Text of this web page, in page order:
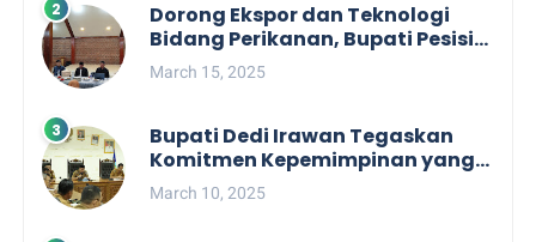
Dorong Ekspor dan Teknologi
Bidang Perikanan, Bupati Pesisir
Barat Audiensi Terkait Sister City
March 15, 2025
Bupati Dedi Irawan Tegaskan
Komitmen Kepemimpinan yang
Berpihak kepada Masyarakat
dalam Rapat Koordinasi OPD
March 10, 2025